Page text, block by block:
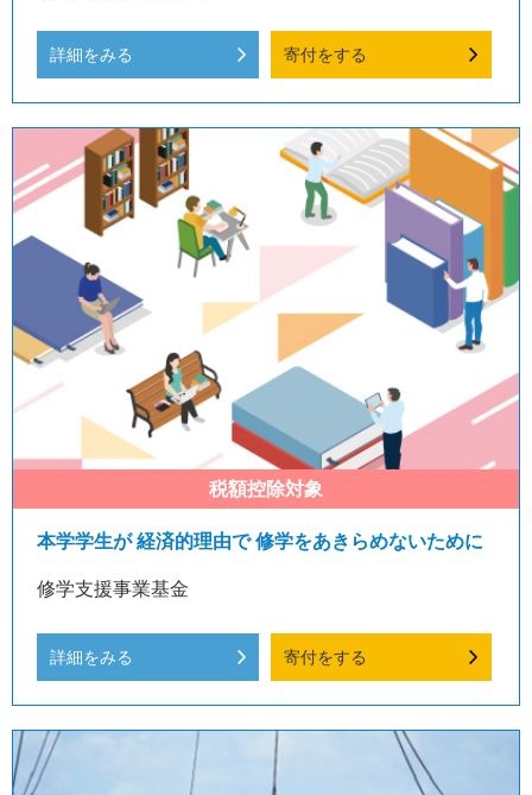
詳細をみる 寄付をする
本学学生が 経済的理由で 修学をあきらめないために
修学支援事業基金
詳細をみる 寄付をする